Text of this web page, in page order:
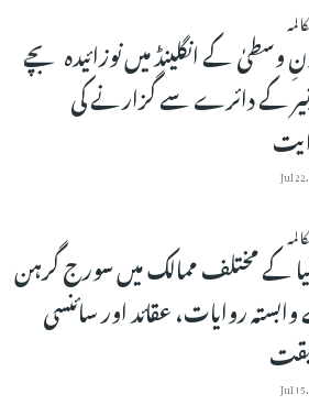
وسطیٰ کے انگلینڈ میں نوزائیدہ بچے
کے دائرے سے گزارنے کی
Jul
کے مختلف ممالک میں سورج گرہن
روایات، عقائد اور سائنسی
Jul